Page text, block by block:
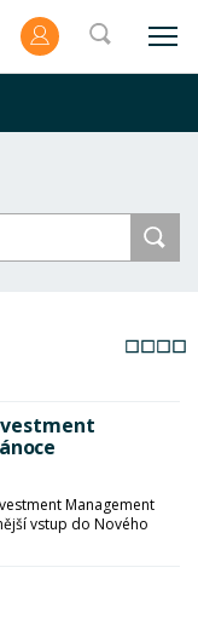
Management
vstup do Nového